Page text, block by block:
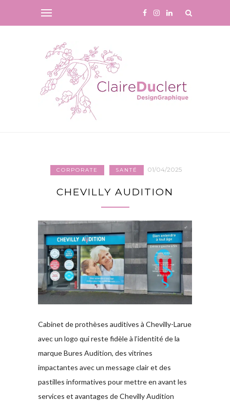
CORPORATE SANTÉ 01/04/2025
CHEVILLY AUDITION
Cabinet de prothèses auditives à Chevilly-Larue
avec un logo qui reste fidèle à l’identité de la
marque Bures Audition, des vitrines
impactantes avec un message clair et des
pastilles informatives pour mettre en avant les
services et avantages de Chevilly Audition